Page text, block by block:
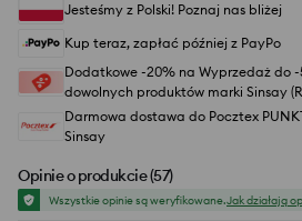
Jesteśmy z Polski! Poznaj nas bliżej
Kup teraz, zapłać później z PayPo
Dodatkowe -20% na Wyprzedaż do
dowolnych produktów marki Sinsay
Darmowa dostawa do Pocztex
Sinsay
Opinie o produkcie(57)
Wszystkie opinie są weryfikowane.Jak działają